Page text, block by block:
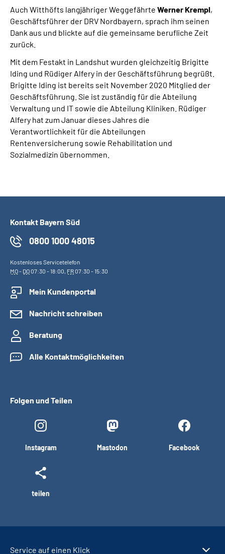
Auch Witthöfts langjähriger Weggefährte Werner Krempl,
Geschäftsführer der DRV Nordbayern, sprach ihm seinen
Dank aus und blickte auf die gemeinsame berufliche Zeit
zurück.
Mit dem Festakt in Landshut wurden gleichzeitig Brigitte
Iding und Rüdiger Alfery in der Geschäftsführung begrüßt.
Brigitte Iding ist bereits seit November 2020 Mitglied der
Geschäftsführung. Sie ist zuständig für die Abteilung
Verwaltung und IT sowie die Abteilung Kliniken. Rüdiger
Alfery hat zum Januar dieses Jahres die
Verantwortlichkeit für die Abteilungen
Rentenversicherung sowie Rehabilitation und
Sozialmedizin übernommen.
Kontakt Bayern Süd
0800 1000 48015
Kostenloses Servicetelefon
MO- DO07:30 - 18:00, FR07:30 - 15:30
Mein Kundenportal
Nachricht schreiben
Beratung
Alle Kontaktmöglichkeiten
Folgen und Teilen
Instagram Mastodon Facebook
teilen
Service auf einen Klick